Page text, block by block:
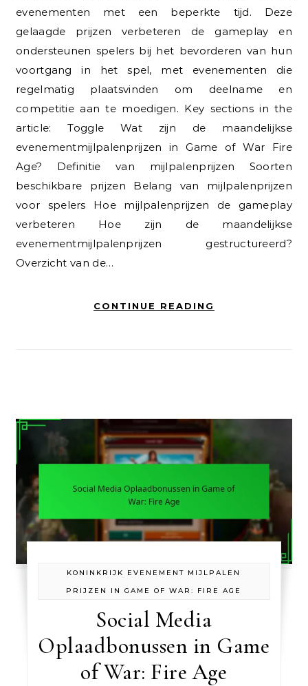
evenementen met een beperkte tijd. Deze
gelaagde prijzen verbeteren de gameplay en
ondersteunen spelers bij het bevorderen van hun
voortgang in het spel, met evenementen die
regelmatig plaatsvinden om deelname en
competitie aan te moedigen. Key sections in the
article: Toggle Wat zijn de maandelijkse
evenementmijlpalenprijzen in Game of War Fire
Age? Definitie van mijlpalenprijzen Soorten
beschikbare prijzen Belang van mijlpalenprijzen
voor spelers Hoe mijlpalenprijzen de gameplay
verbeteren Hoe zijn de maandelijkse
evenementmijlpalenprijzen gestructureerd?
Overzicht van de…
CONTINUE READING
KONINKRIJK EVENEMENT MIJLPALEN
PRIJZEN IN GAME OF WAR: FIRE AGE
Social Media
Oplaadbonussen in Game
of War: Fire Age